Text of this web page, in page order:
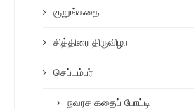
குறுங்கதை
சித்திரை திருவிழா
செப்டம்பர்
நவரச கதைப் போட்டி